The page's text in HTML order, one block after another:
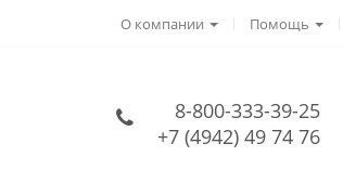
О компании Помощь
8-800-333-39-25
+7 (4942) 49 74 76